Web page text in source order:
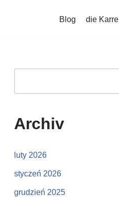
Blog die Karre
Archiv
luty 2026
styczeń 2026
grudzień 2025